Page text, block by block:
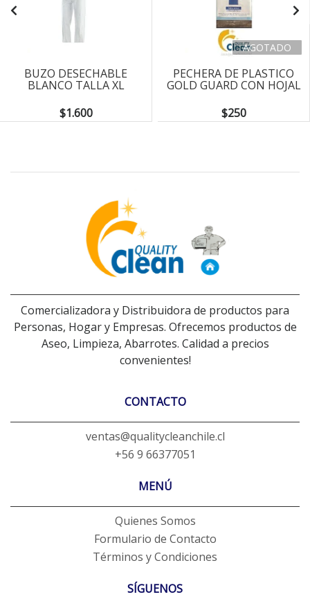
BUZO DESECHABLE
BLANCO TALLA XL
$1.600
AGOTADO
PECHERA DE PLASTICO
GOLD GUARD CON HOJAL
$250
Comercializadora y Distribuidora de productos para
Personas, Hogar y Empresas. Ofrecemos productos de
Aseo, Limpieza, Abarrotes. Calidad a precios
convenientes!
CONTACTO
ventas@qualitycleanchile.cl
+56 9 66377051
MENÚ
Quienes Somos
Formulario de Contacto
Términos y Condiciones
SÍGUENOS